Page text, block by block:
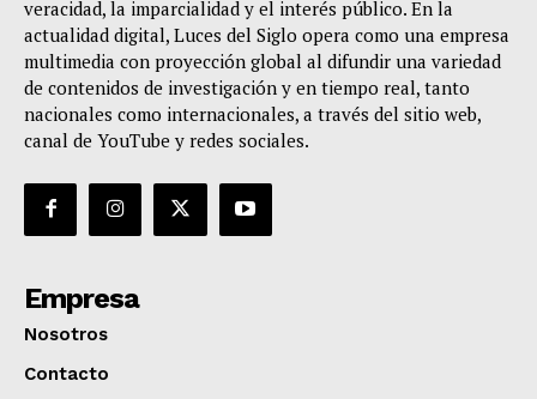
veracidad, la imparcialidad y el interés público. En la
actualidad digital, Luces del Siglo opera como una empresa
multimedia con proyección global al difundir una variedad
de contenidos de investigación y en tiempo real, tanto
nacionales como internacionales, a través del sitio web,
canal de YouTube y redes sociales.
Empresa
Nosotros
Contacto